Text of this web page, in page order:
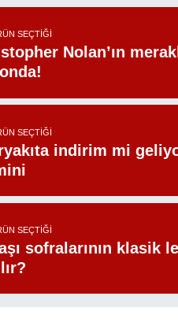
SEÇTIĞI
Nolan’ın
SEÇTIĞI
indirim mi
SEÇTIĞI
sofralarının klasik